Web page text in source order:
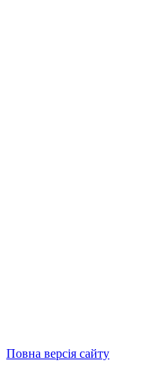
Повна версія сайту